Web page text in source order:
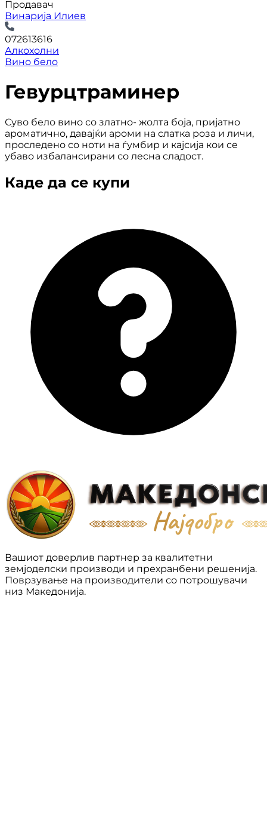
Продавач
Винарија Илиев
072613616
Алкохолни
Вино бело
Гевурцтраминер
Суво бело вино со златно- жолта боја, пријатно
ароматично, давајќи ароми на слатка роза и личи,
проследено со ноти на ѓумбир и кајсија кои се
убаво избалансирани со лесна сладост.
Каде да се купи
Вашиот доверлив партнер за квалитетни
земјоделски производи и прехранбени решенија.
Поврзување на производители со потрошувачи
низ Македонија.